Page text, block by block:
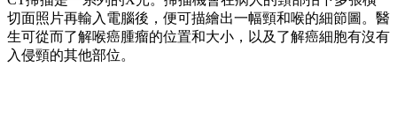
切面照片再輸入電腦後，便可描繪出一幅頸和喉的細節圖。醫
生可從而了解喉癌腫瘤的位置和大小，以及了解癌細胞有沒有
入侵頸的其他部位。